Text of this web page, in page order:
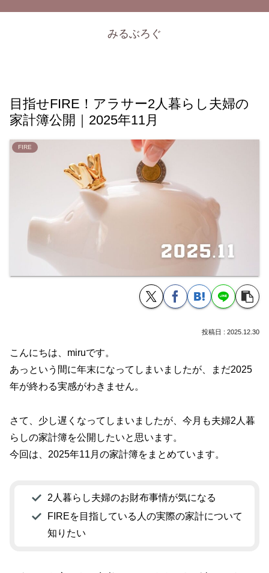
みるぶろぐ
目指せFIRE！アラサー2人暮らし夫婦の
家計簿公開｜2025年11月
FIRE
2025.12.30
こんにちは、miruです。
あっという間に年末になってしまいましたが、まだ2025
年が終わる実感がわきません。
さて、少し遅くなってしまいましたが、今月も夫婦2人暮
らしの家計簿を公開したいと思います。
今回は、2025年11月の家計簿をまとめています。
2人暮らし夫婦のお財布事情が気になる
FIREを目指している人の実際の家計について
知りたい